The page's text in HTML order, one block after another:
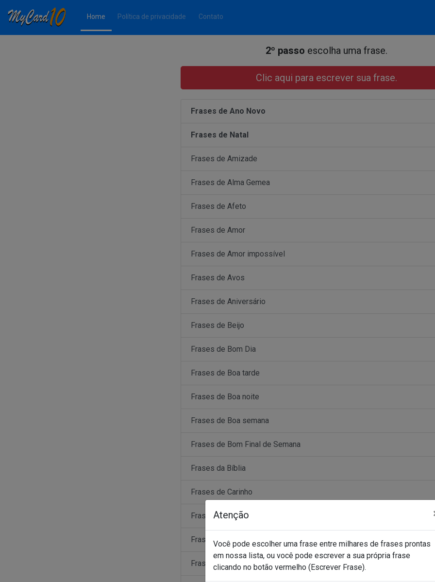
Atenção
Você pode escolher uma frase entre milhares de frases prontas
em nossa lista, ou você pode escrever a sua própria frase
clicando no botão vermelho (Escrever Frase).
Home(Página atual)
Política de privacidade Contato
2º passo escolha uma frase.
Clic aqui para escrever sua frase.
Frases de Ano Novo
Frases de Natal
Frases de Amizade
Frases de Alma Gemea
Frases de Afeto
Frases de Amor
Frases de Amor impossível
Frases de Avos
Frases de Aniversário
Frases de Beijo
Frases de Bom Dia
Frases de Boa tarde
Frases de Boa noite
Frases de Boa semana
Frases de Bom Final de Semana
Frases da Bíblia
Frases de Carinho
Frases de Deus
Frases de Fé
Frases de Gratidão